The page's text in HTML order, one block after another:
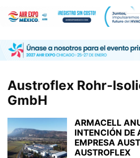
Austroflex Rohr-
GmbH
ARMACELL
INTENCIÓN DE
EMPRESA
AUSTROFLEX